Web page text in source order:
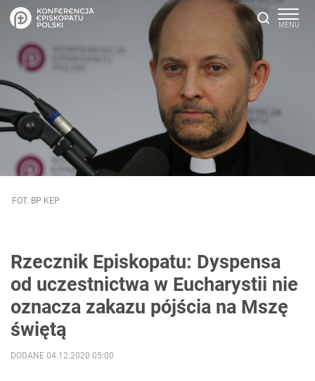
FOT. BP KEP
Rzecznik Episkopatu: Dyspensa
od uczestnictwa w Eucharystii nie
oznacza zakazu pójścia na Mszę
świętą
DODANE 04.12.2020 05:00